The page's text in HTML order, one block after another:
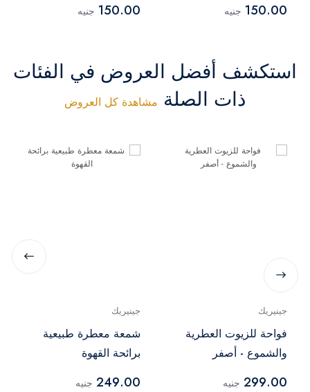
150.00 جنيه 150.00 جنيه
استكشف أفضل العروض في الفئات
ذات الصلة مشاهدة كل العروض
جينيريك
فواحة للزيوت العطرية
والشموع - أصفر
299.00 جنيه
جينيريك
شمعة معطرة طبيعية
برائحة القهوة
249.00 جنيه